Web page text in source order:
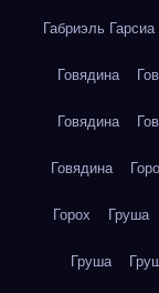
Габриэль
Говядина
Говядина
Говядина
Горох Груша
Груша